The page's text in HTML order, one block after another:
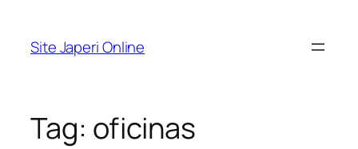
Site Japeri Online
Tag: oficinas